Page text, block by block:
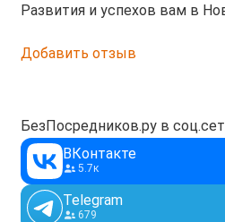
Развития и успехов вам в
Добавить отзыв
БезПосредников.ру в
ВКонтакте
5.7к
Telegram
679